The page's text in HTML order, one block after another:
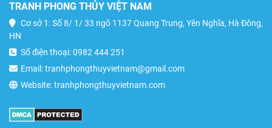
TRANH PHONG THỦY VIỆT NAM
Cơ sở 1: Số 8/ 1/ 33 ngõ 1137 Quang Trung, Yên Nghĩa, Hà Đông,
HN
Số điện thoại: 0982 444 251
Email: tranhphongthuyvietnam@gmail.com
Website: tranhphongthuyvietnam.com